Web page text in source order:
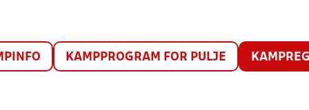
KAMPPROGRAM FOR PULJE